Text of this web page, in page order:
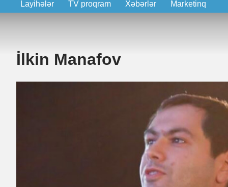
Layihələr TV proqram Xəbərlər Marketinq
İlkin Manafov